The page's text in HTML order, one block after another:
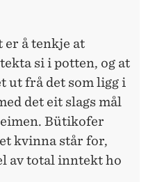
er å tenkje at
si i potten, og at
ut frå det som ligg i
det eit slags mål
Bütikofer
kvinna står for,
av total inntekt ho